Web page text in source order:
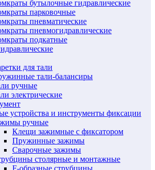
бутылочные гидравлические
парковочные
пневматические
пневмогидравлические
подкатные
для тали
тали-балансиры
ручные
электрические
устройства и инструменты фиксации
ручные
Клещи зажимные с фиксатором
Пружинные зажимы
Сварочные зажимы
столярные и монтажные
F-образные струбцины